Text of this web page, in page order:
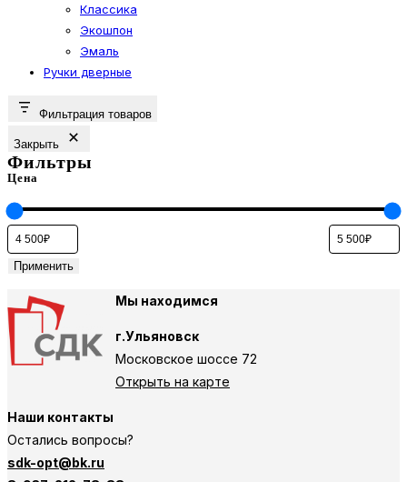
на
Классика
Экошпон
Эмаль
Ручки дверные
Фильтрация товаров
Закрыть
Фильтры
Цена
Применить
Мы находимся
г.Ульяновск
Московское шоссе 72
Открыть на карте
Наши контакты
Остались вопросы?
sdk-opt@bk.ru